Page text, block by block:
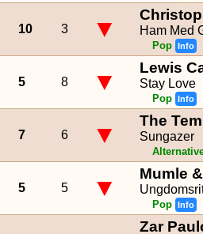
10 3 ▼ Ham Med
Pop Info
5 8 ▼ Lewis
Stay Love
Pop Info
7 6 ▼ The
Sungazer
5 5 ▼ Mumle
Pop Info
Zar